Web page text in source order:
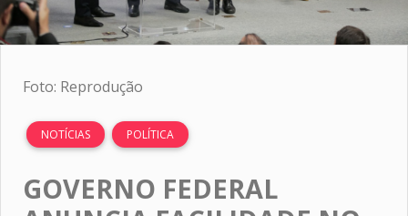
Foto: Reprodução
NOTÍCIAS POLÍTICA
GOVERNO FEDERAL